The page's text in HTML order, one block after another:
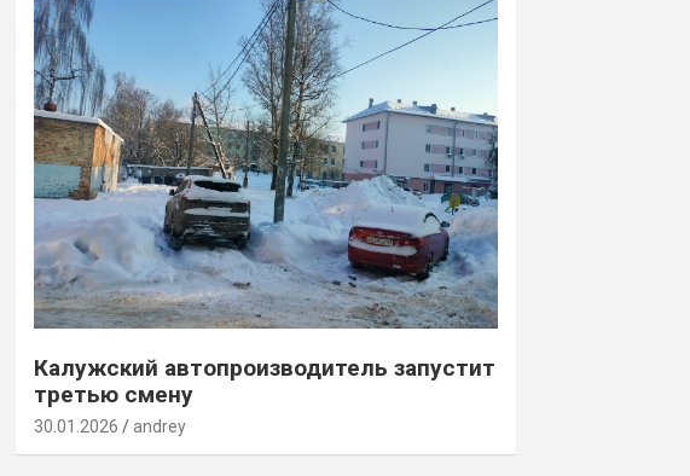
Калужский автопроизводитель запустит
третью смену
30.01.2026 andrey